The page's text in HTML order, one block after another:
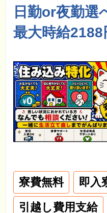
日勤or夜勤選
最大時給
寮費無料 即入
引越し費用支給